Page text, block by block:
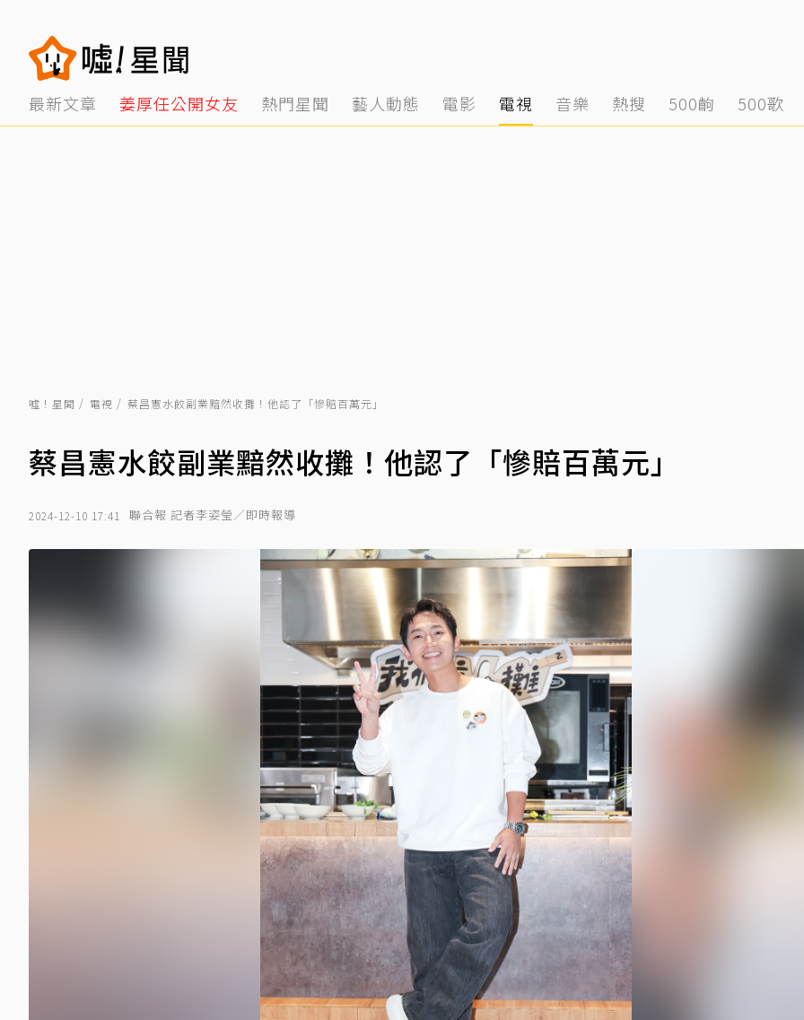
最新文章 姜厚任公開女友 熱門星聞 藝人動態 電影 電視 音樂 熱搜 500齣 500歌
噓！星聞 電視 蔡昌憲水餃副業黯然收攤！他認了「慘賠百萬元」
蔡昌憲水餃副業黯然收攤！他認了「慘賠百萬元」
2024-12-10 17:41 聯合報 記者李姿瑩／即時報導